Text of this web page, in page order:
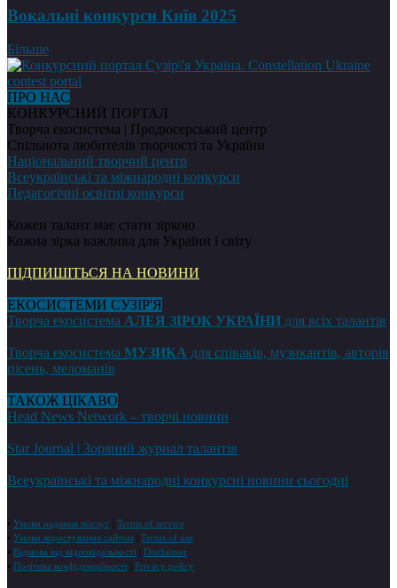
Вокальні конкурси Київ 2025
Більше
ПРО НАС
КОНКУРСНИЙ ПОРТАЛ
Творча екосистема | Продюсерський центр
Спільнота любителів творчості та України
Національний творчий центр
Всеукраїнські та міжнародні конкурси
Педагогічні освітні конкурси
Кожен талант має стати зіркою
Кожна зірка важлива для України і світу
ПІДПИШІТЬСЯ НА НОВИНИ
ЕКОСИСТЕМИ СУЗІР'Я
Творча екосистема АЛЕЯ ЗІРОК УКРАЇНИ для всіх талантів
Творча екосистема МУЗИКА для співаків, музикантів, авторів
пісень, меломанів
ТАКОЖ ЦІКАВО
Head News Network – творчі новини
Star Journal | Зоряний журнал талантів
Всеукраїнські та міжнародні конкурсні новини сьогодні
• Умови надання послуг
Terms of service
• Умови користування сайтом
Terms of use
• Відмова від відповідальності
Disclaimer
• Політика конфіденційності Privacy policy